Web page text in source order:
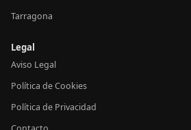
Tarragona
Legal
Aviso Legal
Política de Cookies
Política de Privacidad